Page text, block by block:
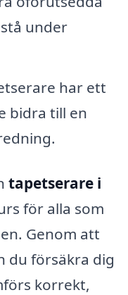
under
har ett
bidra till en
tapetserare i
för alla som
Genom att
du försäkra dig
korrekt,